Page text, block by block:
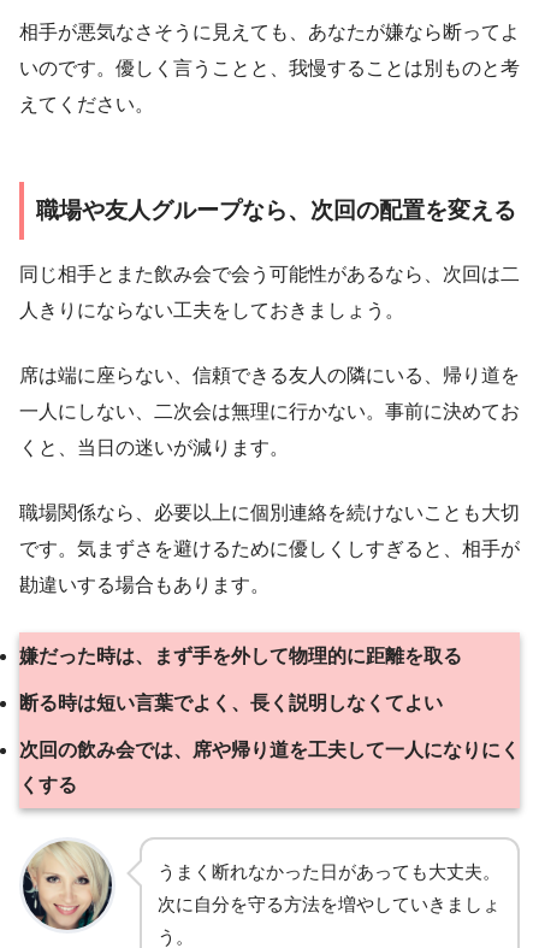
相手が悪気なさそうに見えても、あなたが嫌なら断ってよ
いのです。優しく言うことと、我慢することは別ものと考
えてください。
職場や友人グループなら、次回の配置を変える
同じ相手とまた飲み会で会う可能性があるなら、次回は二
人きりにならない工夫をしておきましょう。
席は端に座らない、信頼できる友人の隣にいる、帰り道を
一人にしない、二次会は無理に行かない。事前に決めてお
くと、当日の迷いが減ります。
職場関係なら、必要以上に個別連絡を続けないことも大切
です。気まずさを避けるために優しくしすぎると、相手が
勘違いする場合もあります。
嫌だった時は、まず手を外して物理的に距離を取る
断る時は短い言葉でよく、長く説明しなくてよい
次回の飲み会では、席や帰り道を工夫して一人になりにく
くする
うまく断れなかった日があっても大丈夫。
次に自分を守る方法を増やしていきましょ
う。